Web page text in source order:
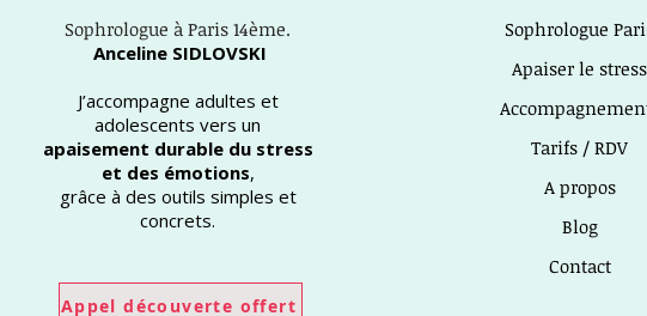
Sophrologue à Paris 14ème.
Anceline SIDLOVSKI
J’accompagne adultes et
adolescents vers un
apaisement durable du stress
et des émotions,
grâce à des outils simples et
concrets.
Appel découverte offert
Sophrologue
Apaiser le stress
Tarifs / RDV
A propos
Blog
Contact